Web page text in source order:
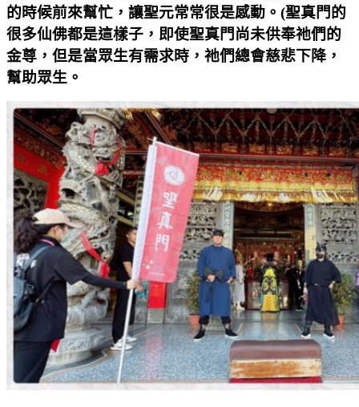
的時候前來幫忙，讓聖元常常很是感動。(聖真門的
很多仙佛都是這樣子，即使聖真門尚未供奉祂們的
金尊，但是當眾生有需求時，祂們總會慈悲下降，
幫助眾生。